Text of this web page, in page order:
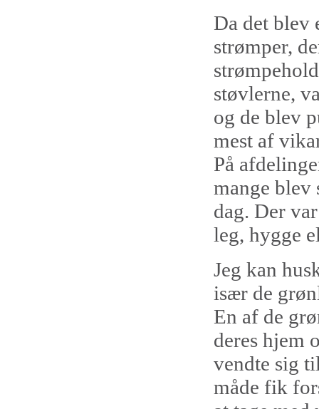
Da det blev
strømper,
støvlerne,
og de blev
mest af
På
mange blev
dag. Der
leg, hygge
Jeg kan
især de
En af de
deres hjem
vendte sig
måde fik